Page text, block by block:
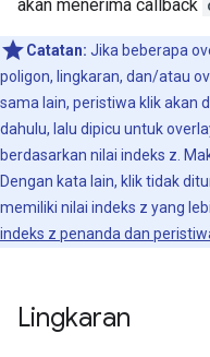
akan menerima callback
Catatan: Jika beberapa
poligon, lingkaran, dan/atau
sama lain, peristiwa klik akan
dahulu, lalu dipicu untuk
berdasarkan nilai indeks z.
Dengan kata lain, klik tidak
memiliki nilai indeks z yang
indeks z penanda dan
Lingkaran